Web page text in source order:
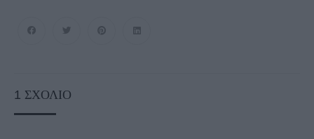
1 ΣΧΌΛΙΟ